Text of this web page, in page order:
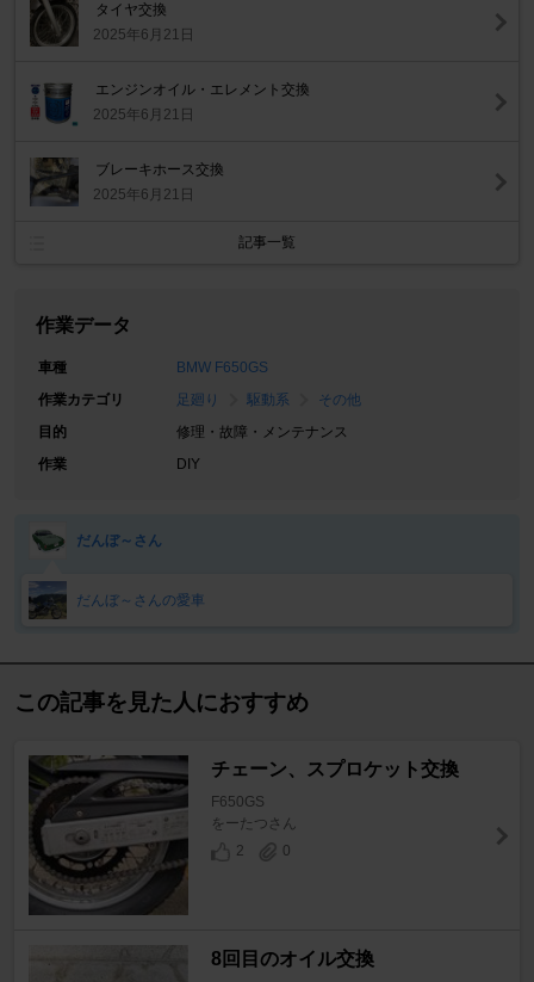
タイヤ交換
2025年6月21日
エンジンオイル・エレメント交換
2025年6月21日
ブレーキホース交換
2025年6月21日
記事一覧
作業データ
車種
BMW F650GS
作業カテゴリ
足廻り 駆動系
その他
目的
修理・故障・メンテナンス
作業
DIY
だんぼ～さん
だんぼ～さんの愛車
この記事を見た人におすすめ
チェーン、スプロケット交換
F650GS
をーたつさん
2
0
8回目のオイル交換